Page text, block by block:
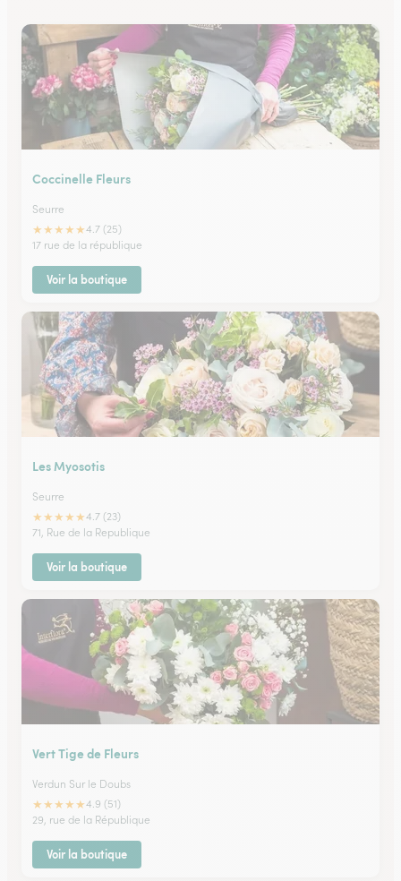
Coccinelle Fleurs
Seurre
★★★★★4.7 (25)
17 rue de la république
Voir la boutique
Les Myosotis
Seurre
★★★★★4.7 (23)
71, Rue de la Republique
Voir la boutique
Vert Tige de Fleurs
Verdun Sur le Doubs
★★★★★4.9 (51)
29, rue de la République
Voir la boutique